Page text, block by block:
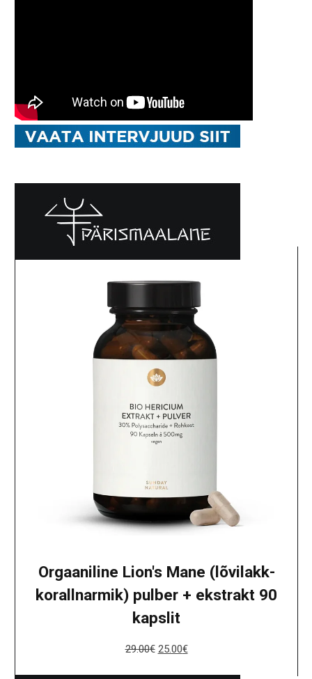
Orgaaniline Lion's Mane (lõvilakk-
korallnarmik) pulber + ekstrakt 90
kapslit
29.00€ 25.00€